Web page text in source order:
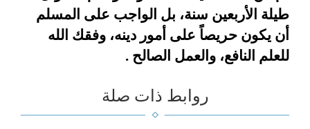
طيلة الأربعين سنة، بل الواجب على المسلم
أن يكون حريصاً على أمور دينه، وفقك الله
للعلم النافع، والعمل الصالح .
روابط ذات صلة